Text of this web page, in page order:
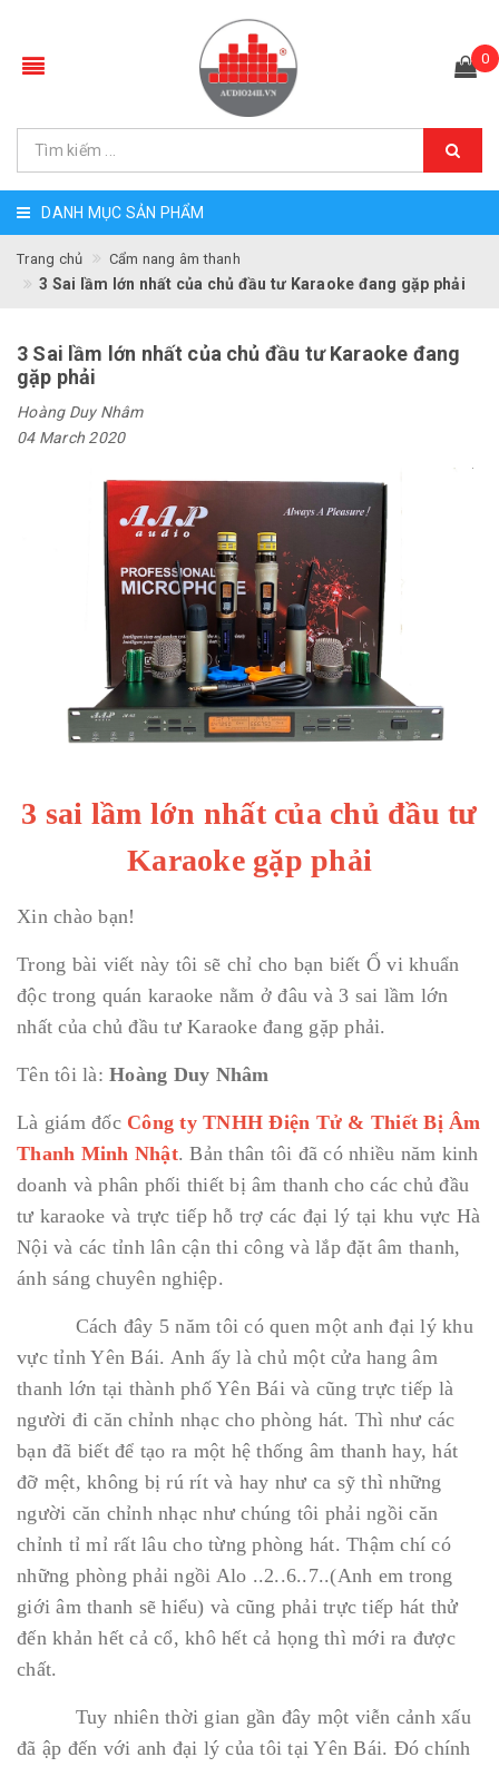
0
DANH MỤC SẢN PHẨM
Trang chủ Cẩm nang âm thanh
3 Sai lầm lớn nhất của chủ đầu tư Karaoke đang gặp phải
3 Sai lầm lớn nhất của chủ đầu tư Karaoke đang
gặp phải
Hoàng Duy Nhâm
04 March 2020
3 sai lầm lớn nhất của chủ đầu tư
Karaoke gặp phải
Xin chào bạn!
Trong bài viết này tôi sẽ chỉ cho bạn biết Ổ vi khuẩn
độc trong quán karaoke nằm ở đâu và 3 sai lầm lớn
nhất của chủ đầu tư Karaoke đang gặp phải.
Tên tôi là: Hoàng Duy Nhâm
Là giám đốc Công ty TNHH Điện Tử & Thiết Bị Âm
Thanh Minh Nhật. Bản thân tôi đã có nhiều năm kinh
doanh và phân phối thiết bị âm thanh cho các chủ đầu
tư karaoke và trực tiếp hỗ trợ các đại lý tại khu vực Hà
Nội và các tỉnh lân cận thi công và lắp đặt âm thanh,
ánh sáng chuyên nghiệp.
Cách đây 5 năm tôi có quen một anh đại lý khu
vực tỉnh Yên Bái. Anh ấy là chủ một cửa hang âm
thanh lớn tại thành phố Yên Bái và cũng trực tiếp là
người đi căn chỉnh nhạc cho phòng hát. Thì như các
bạn đã biết để tạo ra một hệ thống âm thanh hay, hát
đỡ mệt, không bị rú rít và hay như ca sỹ thì những
người căn chỉnh nhạc như chúng tôi phải ngồi căn
chỉnh tỉ mỉ rất lâu cho từng phòng hát. Thậm chí có
những phòng phải ngồi Alo ..2..6..7..(Anh em trong
giới âm thanh sẽ hiểu) và cũng phải trực tiếp hát thử
đến khản hết cả cổ, khô hết cả họng thì mới ra được
chất.
Tuy nhiên thời gian gần đây một viễn cảnh xấu
đã ập đến với anh đại lý của tôi tại Yên Bái. Đó chính